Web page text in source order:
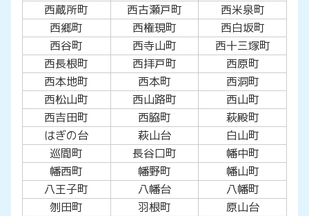
西蔵所町
西古瀬戸町
西米泉町
西郷町
西権現町
西白坂町
西谷町
西寺山町
西十三塚町
西長根町
西拝戸町
西原町
西本地町
西本町
西洞町
西松山町
西山路町
西山町
西吉田町
西脇町
萩殿町
はぎの台
萩山台
白山町
巡間町
長谷口町
幡中町
幡西町
幡野町
幡山町
八王子町
八幡台
八幡町
刎田町
羽根町
原山台